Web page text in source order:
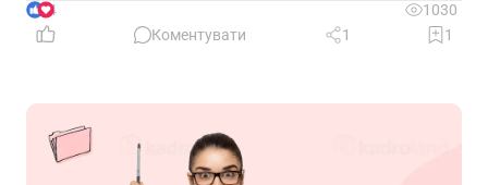
4
1030
Коментувати
1 1